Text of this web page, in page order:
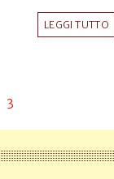
LEGGI TUTTO
3